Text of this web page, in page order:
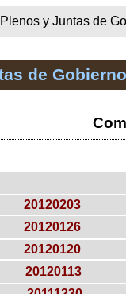
Plenos y Juntas de
de Gobierno
20120203
20120126
20120120
20120113